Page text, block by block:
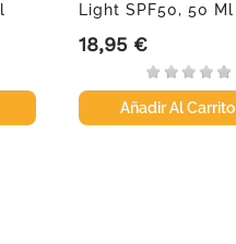
Light SPF50, 50 Ml
Precio
18,95 €
Añadir Al Carrito